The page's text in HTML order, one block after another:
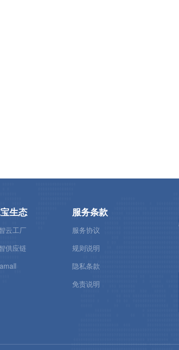
生态
云工厂
供应链
服务条款
服务协议
规则说明
隐私条款
免责说明